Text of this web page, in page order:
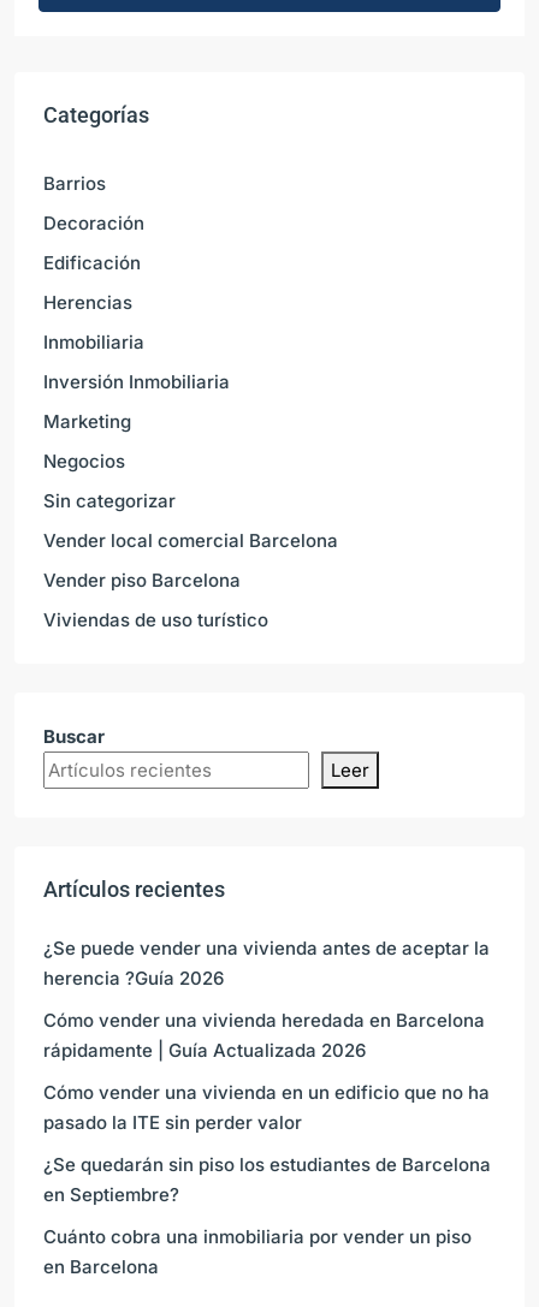
Categorías
Barrios
Decoración
Edificación
Herencias
Inmobiliaria
Inversión Inmobiliaria
Marketing
Negocios
Sin categorizar
Vender local comercial Barcelona
Vender piso Barcelona
Viviendas de uso turístico
Buscar
Leer
Artículos recientes
¿Se puede vender una vivienda antes de aceptar la
herencia ?Guía 2026
Cómo vender una vivienda heredada en Barcelona
rápidamente | Guía Actualizada 2026
Cómo vender una vivienda en un edificio que no ha
pasado la ITE sin perder valor
¿Se quedarán sin piso los estudiantes de Barcelona
en Septiembre?
Cuánto cobra una inmobiliaria por vender un piso
en Barcelona